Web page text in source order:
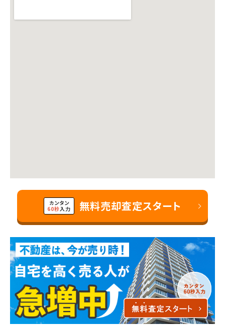
カンタン
60秒入力 無料売却査定スタート